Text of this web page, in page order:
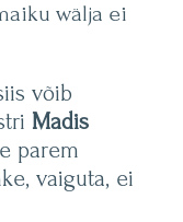
wälja ei
võib
Madis
parem
vaiguta, ei